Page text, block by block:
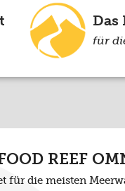
für
REEF
für die meisten